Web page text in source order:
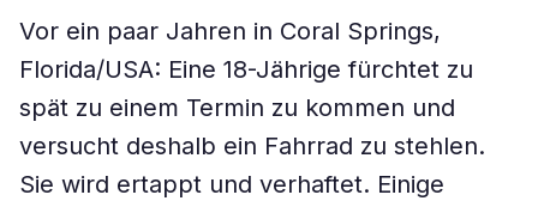
Vor ein paar Jahren in Coral Springs,
Florida/USA: Eine 18-Jährige fürchtet zu
spät zu einem Termin zu kommen und
versucht deshalb ein Fahrrad zu stehlen.
Sie wird ertappt und verhaftet. Einige